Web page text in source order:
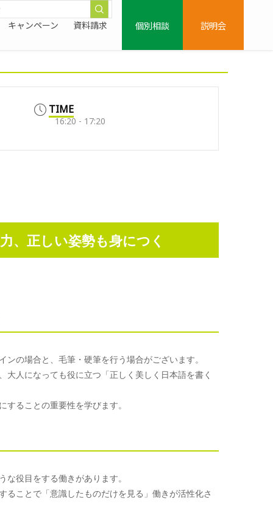
キャンペーン 資料請求
個別相談
説明会
TIME
16:20 - 17:20
、正しい姿勢も身につく
の場合と、毛筆・硬筆を行う場合がございます。
人になっても役に立つ「正しく美しく日本語を書く
ることの重要性を学びます。
役目をする働きがあります。
ことで「意識したものだけを見る」働きが活性化さ